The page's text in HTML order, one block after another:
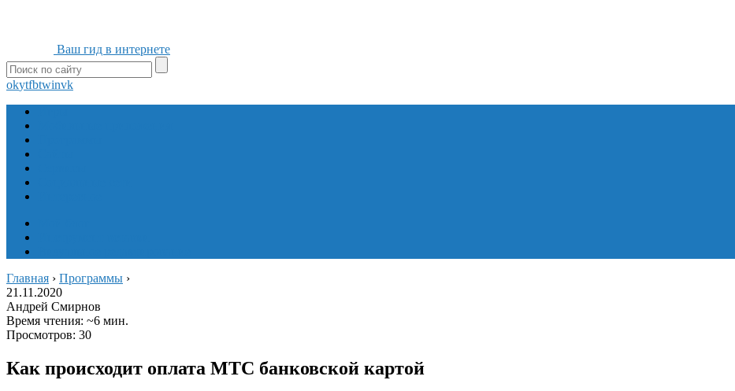
Ваш гид в интернете
okytfbtwinvk
Главная › Программы ›
21.11.2020
Андрей Смирнов
Время чтения: ~6 мин.
Просмотров: 30
Как происходит оплата МТС банковской картой